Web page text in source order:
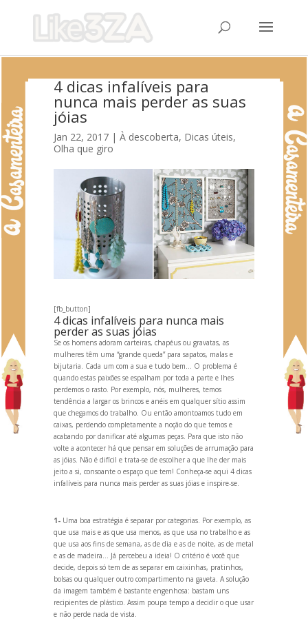
4 dicas infalíveis para
nunca mais perder as suas
jóias
Jan 22, 2017| À descoberta, Dicas úteis,
Olha que giro
[fb_button]
4 dicas infalíveis para nunca mais
perder as suas jóias
Se os homens adoram carteiras, chapéus ou gravatas, as
mulheres têm uma “grande queda” para sapatos, malas e
bijutaria. Cada um com a sua e tudo bem... O problema é
quando estas paixões se espalham por toda a parte e lhes
perdemos o rasto. Por exemplo, nós, mulheres, temos
tendência a largar os brincos e anéis em qualquer sítio assim
que chegamos do trabalho. Ou então amontoamos tudo em
caixas, perdendo completamente a noção do que temos e
acabando por danificar até algumas peças. Para que isto não
volte a acontecer há que pensar em soluções de arrumação para
as jóias. Não é difícil e trata-se de escolher a que lhe der mais
jeito a si, consoante o espaço que tem! Conheça-se aqui 4 dicas
infalíveis para nunca mais perder as suas jóias e inspire-se.
1-Uma boa estratégia é separar por categorias. Por exemplo, as
que usa mais e as que usa menos, as que usa no trabalho e as
que usa aos fins de semana, as de dia e as de noite, as de metal
e as de madeira... Já percebeu a ideia! O critério é você que
decide, depois só tem de as separar em caixinhas, pratinhos,
bolsas ou qualquer outro compartimento na gaveta. A solução
da imagem também é bastante engenhosa: bastam uns
recipientes de plástico. Assim poupa tempo a decidir o que usar
e não perde nada de vista.